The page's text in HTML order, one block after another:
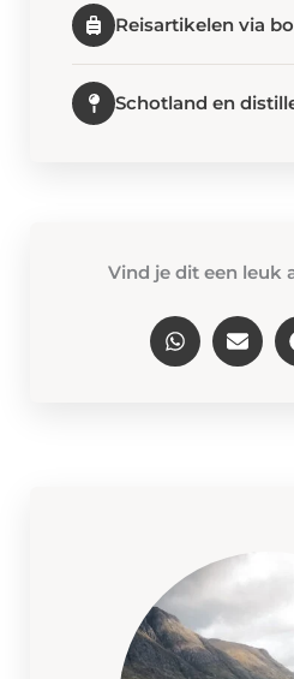
Reisartikelen via
Schotland en
Vind je dit een leuk